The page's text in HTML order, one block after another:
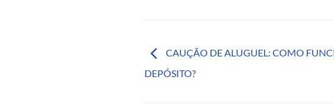
CAUÇÃO DE ALUGUEL: COMO
DEPÓSITO?